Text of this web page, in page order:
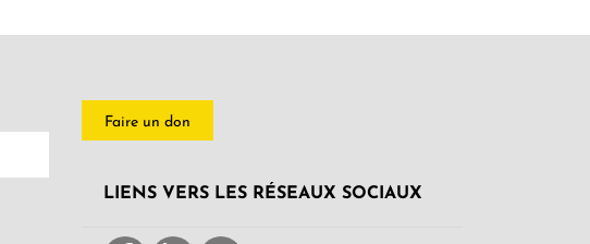
Faire un don
LIENS VERS LES RÉSEAUX SOCIAUX